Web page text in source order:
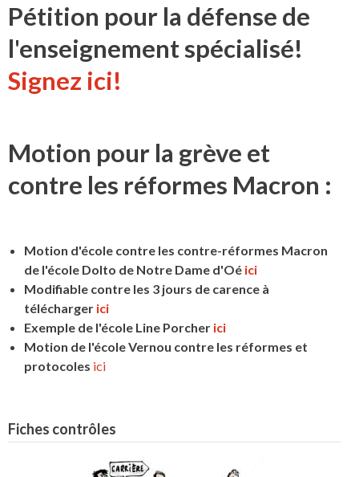
Pétition pour la défense de
l'enseignement spécialisé!
Signez ici!
Motion pour la grève et
contre les réformes Macron :
Motion d'école contre les contre-réformes Macron
de l'école Dolto de Notre Dame d'Oé ici
Modifiable contre les 3 jours de carence à
télécharger ici
Exemple de l'école Line Porcher ici
Motion de l'école Vernou contre les réformes et
protocoles ici
Fiches contrôles